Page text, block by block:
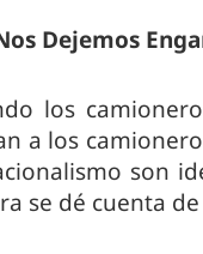
Dejemos
los
a los
son
se dé cuenta